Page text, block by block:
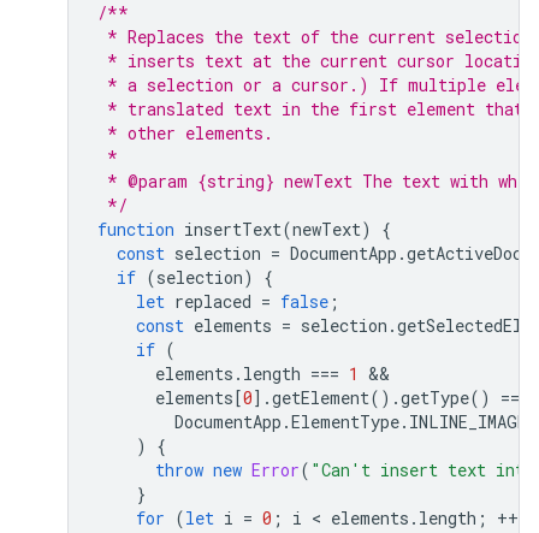
/**
* Replaces the text of the current
* inserts text at the current cursor
* a selection or a cursor.) If multiple
* translated text in the first element that
* other elements.
*
* @param {string} newText The text with
*/
function insertText(newText)
{
const selection = DocumentApp .
if (selection)
{
let replaced = false ;
const elements = selection .
if (
elements . length === 1
elements[0].getElement().getType()
===
DocumentApp .ElementType. INLINE_IMAGE
)
{
throw new Error( "Can't insert text into
}
for (let i = 0 ; i < elements . length ; ++